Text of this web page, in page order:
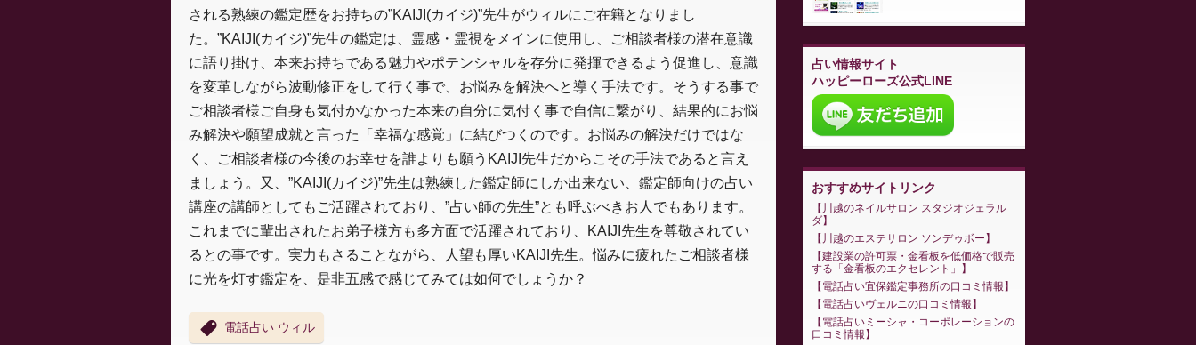
される熟練の鑑定歴をお持ちの”KAIJI(カイジ)”先生がウィルにご在籍となりまし
た。”KAIJI(カイジ)”先生の鑑定は、霊感・霊視をメインに使用し、ご相談者様の潜在意識
に語り掛け、本来お持ちである魅力やポテンシャルを存分に発揮できるよう促進し、意識
を変革しながら波動修正をして行く事で、お悩みを解決へと導く手法です。そうする事で
ご相談者様ご自身も気付かなかった本来の自分に気付く事で自信に繋がり、結果的にお悩
み解決や願望成就と言った「幸福な感覚」に結びつくのです。お悩みの解決だけではな
く、ご相談者様の今後のお幸せを誰よりも願うKAIJI先生だからこその手法であると言え
ましょう。又、”KAIJI(カイジ)”先生は熟練した鑑定師にしか出来ない、鑑定師向けの占い
講座の講師としてもご活躍されており、”占い師の先生”とも呼ぶべきお人でもあります。
これまでに輩出されたお弟子様方も多方面で活躍されており、KAIJI先生を尊敬されてい
るとの事です。実力もさることながら、人望も厚いKAIJI先生。悩みに疲れたご相談者様
に光を灯す鑑定を、是非五感で感じてみては如何でしょうか？
電話占い ウィル
占い情報サイト
ハッピーローズ公式LINE
おすすめサイトリンク
川越のネイルサロン スタジオジェラル
ダ
川越のエステサロン ソンデゥボー
建設業の許可票・金看板を低価格で販売
する「金看板のエクセレント」
電話占い宜保鑑定事務所の口コミ情報
電話占いヴェルニの口コミ情報
電話占いミーシャ・コーポレーションの
口コミ情報